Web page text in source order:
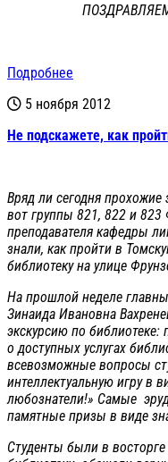
Подробнее
5 ноября 2012
Не подскажете, как
Вряд ли сегодня прохожие
вот группы 821, 822 и
преподавателя кафедры
знали, как пройти в
библиотеку на улице
На прошлой неделе
Зинаида Ивановна
экскурсию по библиотеке:
о доступных услугах
всевозможные вопросы
интеллектуальную игру в
любознатели!» Самые
памятные призы в виде
Студенты были в